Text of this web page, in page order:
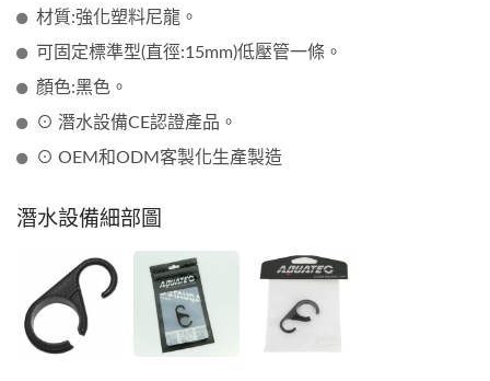
材質:強化塑料尼龍。
可固定標準型(直徑:15mm)低壓管一條。
顏色:黑色。
⊙ 潛水設備CE認證產品。
⊙ OEM和ODM客製化生產製造
潛水設備細部圖